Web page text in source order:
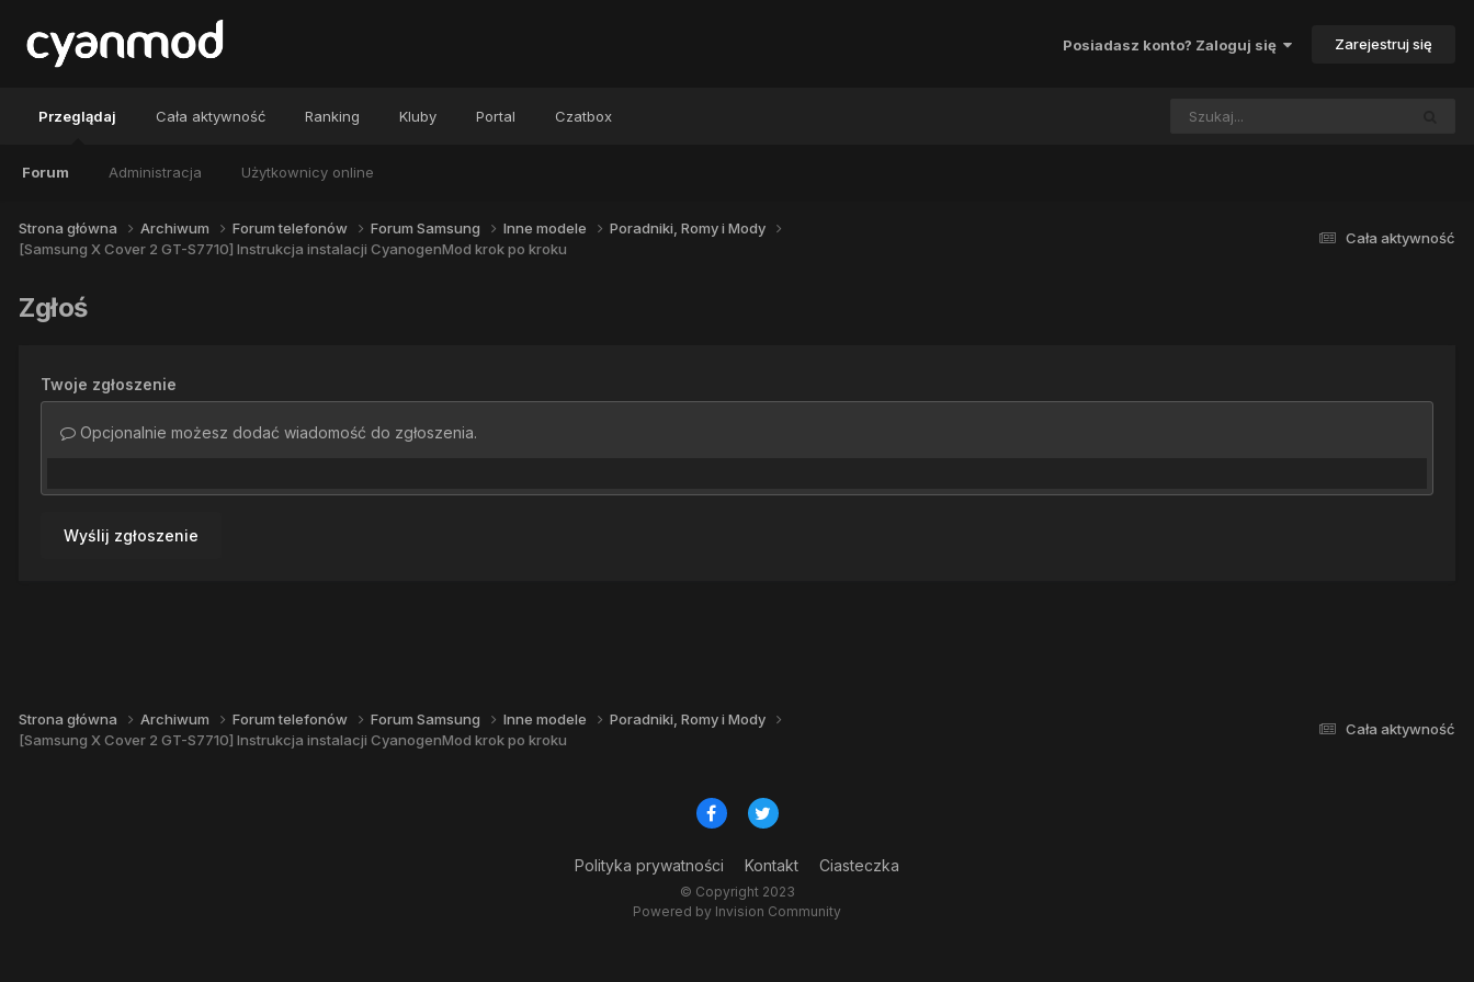
Posiadasz konto? Zaloguj się Zarejestruj się
Przeglądaj
Forum Administracja Użytkownicy online
Cała aktywność Ranking Kluby Portal Czatbox
Cała aktywność
Strona główna Archiwum Forum telefonów Forum Samsung Inne modele
Poradniki, Romy i Mody
[Samsung X Cover 2 GT-S7710] Instrukcja instalacji CyanogenMod krok po kroku
Zgłoś
Twoje zgłoszenie
Opcjonalnie możesz dodać wiadomość do zgłoszenia.
Wyślij zgłoszenie
Cała aktywność
Strona główna Archiwum Forum telefonów Forum Samsung Inne modele
Poradniki, Romy i Mody
[Samsung X Cover 2 GT-S7710] Instrukcja instalacji CyanogenMod krok po kroku
Polityka prywatności Kontakt Ciasteczka
© Copyright 2023
Powered by Invision Community